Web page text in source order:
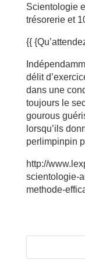
Scientologie
trésorerie et
{{
délit
dans une
toujours le
gourous
lorsqu’ils
perlimpinpin
http://
scientologie-
methode-